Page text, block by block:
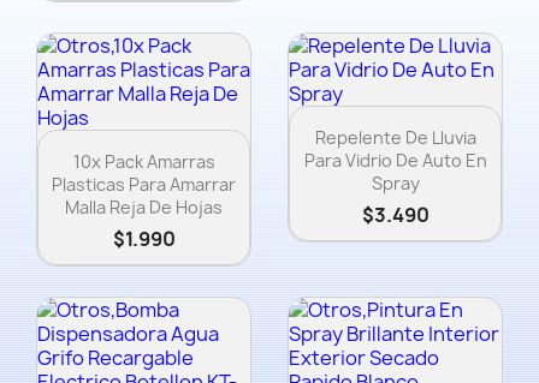
 Vista rápida
10x Pack Amarras
Plasticas Para Amarrar
Malla Reja De Hojas
$1.990
Vista rápida
Repelente De Lluvia
Para Vidrio De Auto En
Spray
$3.490